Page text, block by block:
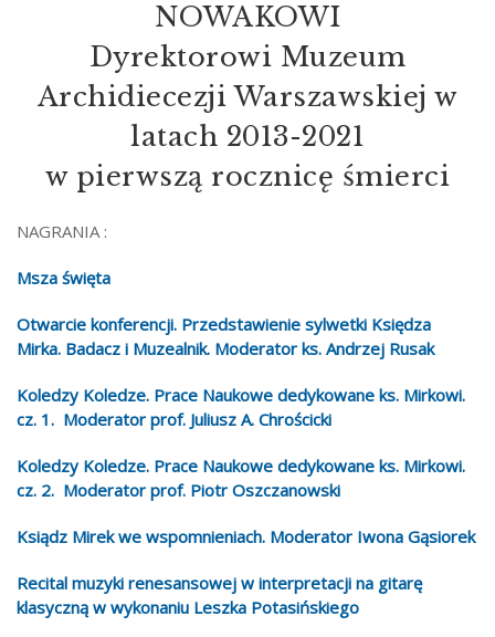
NOWAKOWI
Dyrektorowi Muzeum
Archidiecezji Warszawskiej w
latach 2013-2021
w pierwszą rocznicę śmierci
NAGRANIA :
Msza święta
Otwarcie konferencji. Przedstawienie sylwetki Księdza
Mirka. Badacz i Muzealnik. Moderator ks. Andrzej Rusak
Koledzy Koledze. Prace Naukowe dedykowane ks. Mirkowi.
cz. 1. Moderator prof. Juliusz A. Chrościcki
Koledzy Koledze. Prace Naukowe dedykowane ks. Mirkowi.
cz. 2. Moderator prof. Piotr Oszczanowski
Ksiądz Mirek we wspomnieniach. Moderator Iwona Gąsiorek
Recital muzyki renesansowej w interpretacji na gitarę
klasyczną w wykonaniu Leszka Potasińskiego